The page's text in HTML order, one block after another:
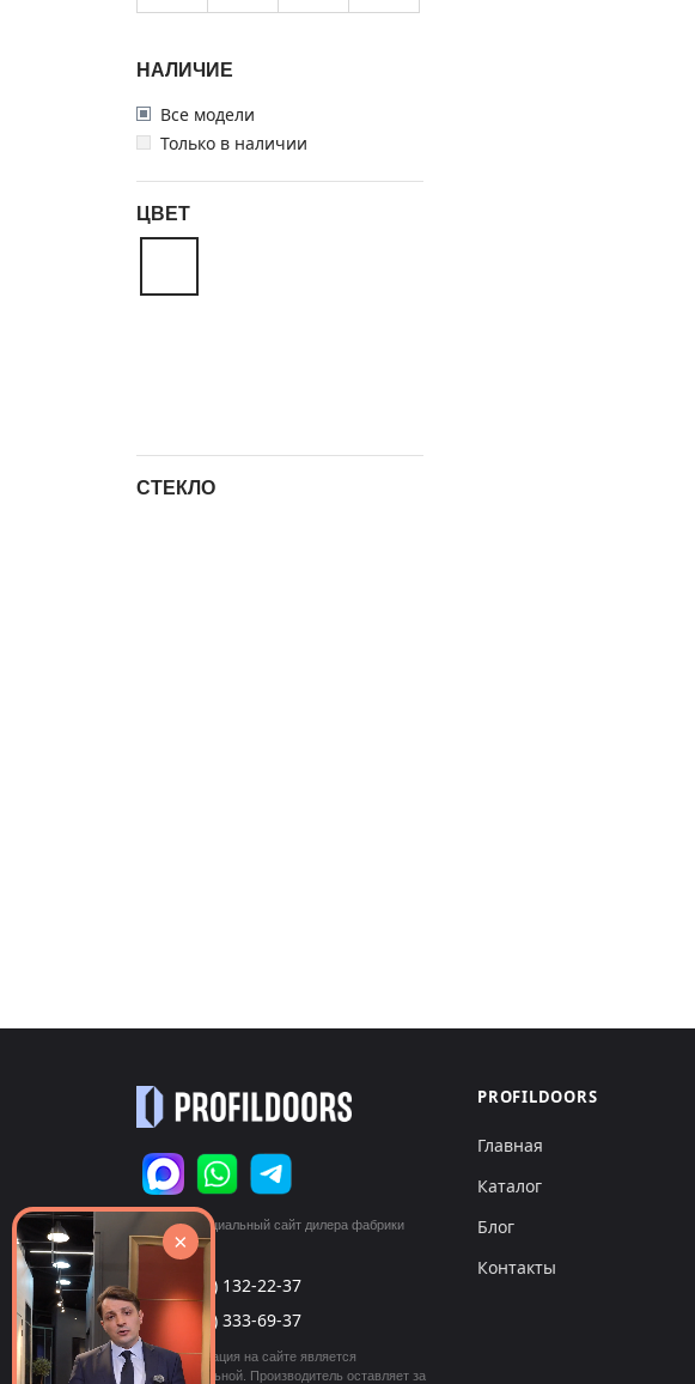
НАЛИЧИЕ
Все модели
Только в наличии
ЦВЕТ
СТЕКЛО
© 2026 Официальный сайт дилера фабрики
«ProfilDoors»
call +7 (495) 132-22-37
call +7 (999) 333-69-37
Вся информация на сайте является
ознакомительной. Производитель оставляет за
PROFILDOORS
Главная
Каталог
Блог
Контакты
×